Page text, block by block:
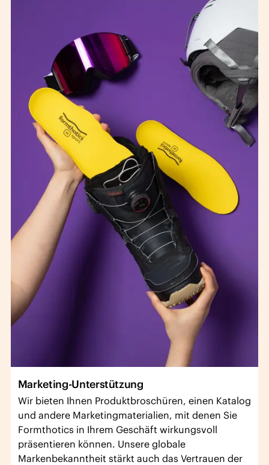
Marketing-Unterstützung
Wir bieten Ihnen Produktbroschüren, einen Katalog
und andere Marketingmaterialien, mit denen Sie
Formthotics in Ihrem Geschäft wirkungsvoll
präsentieren können. Unsere globale
Markenbekanntheit stärkt auch das Vertrauen der